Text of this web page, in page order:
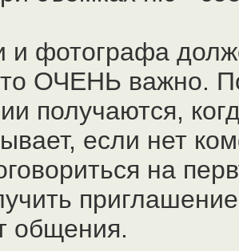
и фотографа
ОЧЕНЬ важно.
получаются,
если нет
на
общения.